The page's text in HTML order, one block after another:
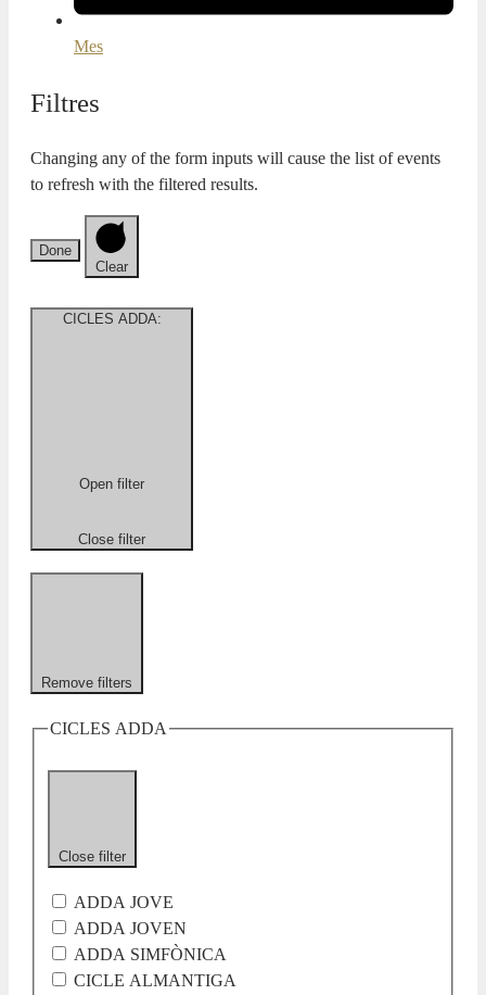
Mes
Filtres
Changing any of the form inputs will cause the list of events
to refresh with the filtered results.
Done
Clear
CICLES ADDA:
Open filter
Close filter
Remove filters
CICLES ADDA
Close filter
ADDA JOVE
ADDA JOVEN
ADDA SIMFÒNICA
CICLE ALMANTIGA